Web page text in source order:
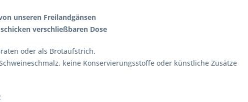
unseren Freilandgänsen
verschließbaren Dose
oder als Brotaufstrich.
keine Konservierungsstoffe oder künstliche Zusätze